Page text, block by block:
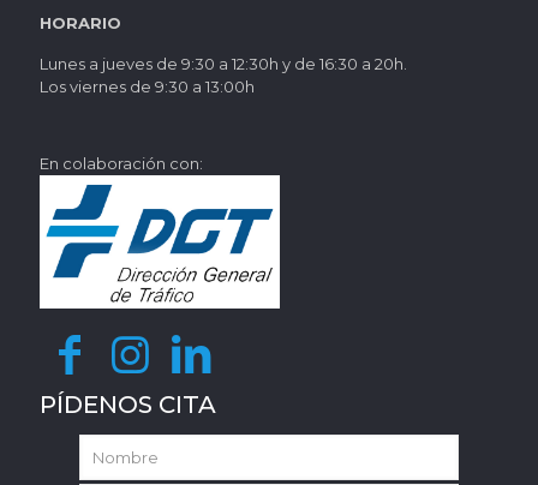
HORARIO
Lunes a jueves de 9:30 a 12:30h y de 16:30 a 20h.
Los viernes de 9:30 a 13:00h
En colaboración con:
PÍDENOS CITA